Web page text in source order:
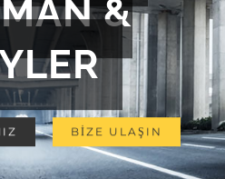
&
BİZE ULAŞIN